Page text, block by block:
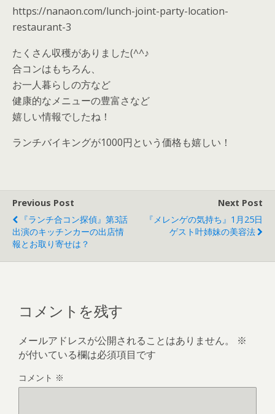
https://nanaon.com/lunch-joint-party-location-
restaurant-3
たくさん収穫がありました(^^♪
合コンはもちろん、
お一人暮らしの方など
健康的なメニューの豊富さなど
嬉しい情報でしたね！
ランチバイキングが1000円という価格も嬉しい！
Previous Post
『ランチ合コン探偵』第3話
出演のキッチンカーの出店情
報とお取り寄せは？
Next Post
『メレンゲの気持ち』1月25日
ゲスト叶姉妹の美容法
コメントを残す
メールアドレスが公開されることはありません。
※
が付いている欄は必須項目です
コメント ※